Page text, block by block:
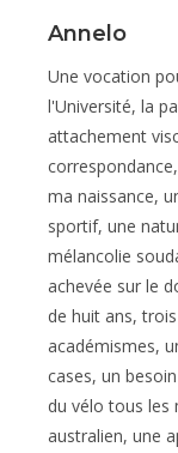
Annelo
Une vocation
l'Université, la
attachement
ma naissance,
sportif, une
mélancolie
achevée sur le
de huit ans,
académismes,
cases, un
du vélo tous les
australien, une